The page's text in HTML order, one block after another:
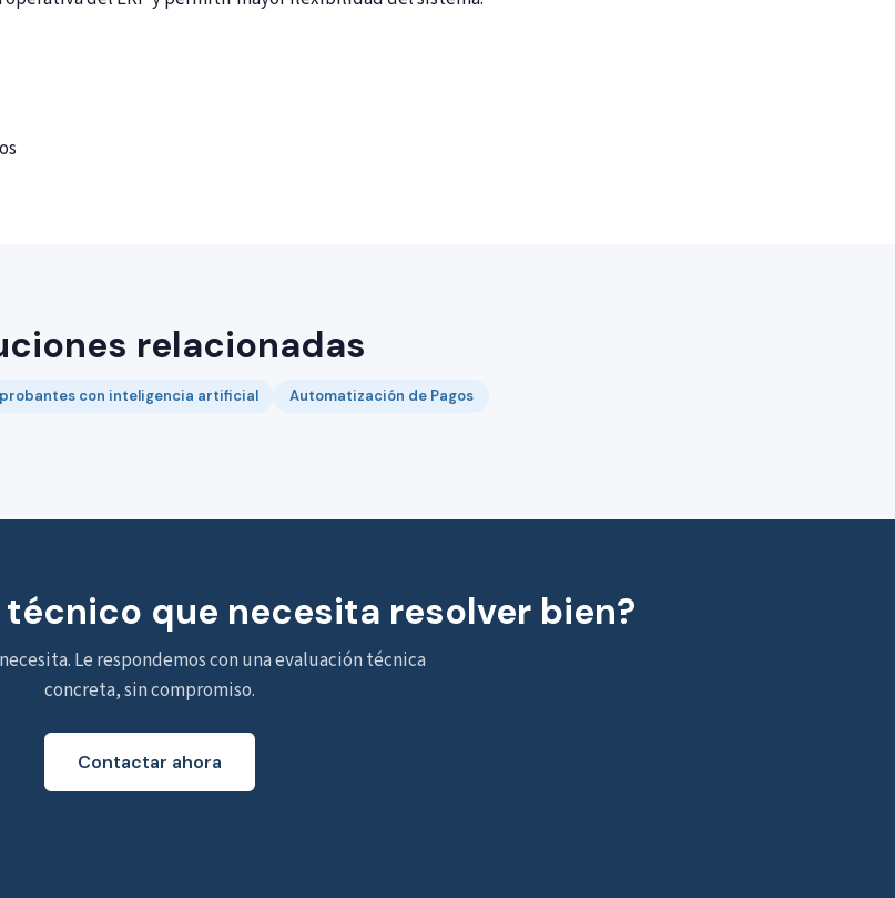
relacionadas
con inteligencia artificial Automatización de Pagos
que necesita resolver bien?
Le respondemos con una evaluación técnica
concreta, sin compromiso.
Contactar ahora